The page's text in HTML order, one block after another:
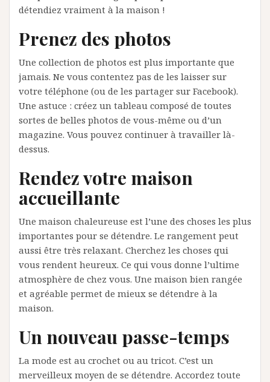
détendiez vraiment à la maison !
Prenez des photos
Une collection de photos est plus importante que
jamais. Ne vous contentez pas de les laisser sur
votre téléphone (ou de les partager sur Facebook).
Une astuce : créez un tableau composé de toutes
sortes de belles photos de vous-même ou d’un
magazine. Vous pouvez continuer à travailler là-
dessus.
Rendez votre maison
accueillante
Une maison chaleureuse est l’une des choses les plus
importantes pour se détendre. Le rangement peut
aussi être très relaxant. Cherchez les choses qui
vous rendent heureux. Ce qui vous donne l’ultime
atmosphère de chez vous. Une maison bien rangée
et agréable permet de mieux se détendre à la
maison.
Un nouveau passe-temps
La mode est au crochet ou au tricot. C’est un
merveilleux moyen de se détendre. Accordez toute